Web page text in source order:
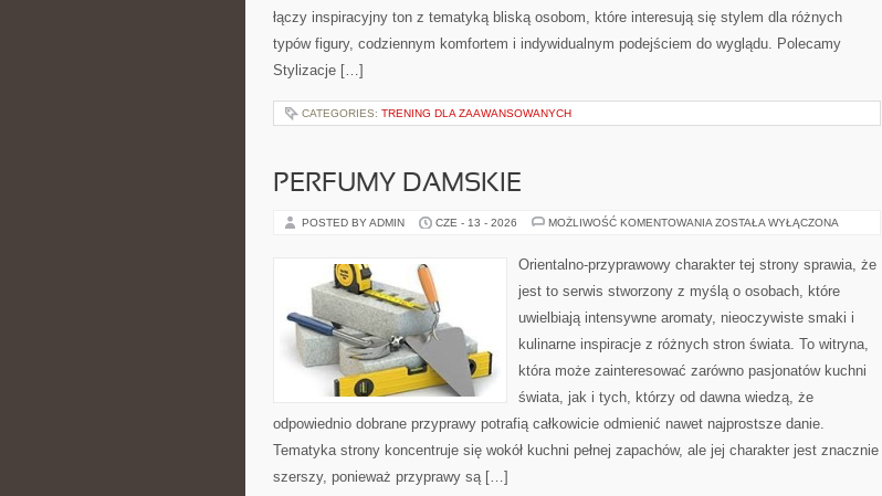
łączy inspiracyjny ton z tematyką bliską osobom, które interesują się stylem dla różnych
typów figury, codziennym komfortem i indywidualnym podejściem do wyglądu. Polecamy
Stylizacje […]
CATEGORIES: TRENING DLA ZAAWANSOWANYCH
PERFUMY DAMSKIE
POSTED BY ADMIN CZE - 13 - 2026 MOŻLIWOŚĆ KOMENTOWANIA PERFUMY
ZOSTAŁA WYŁĄCZONA
Orientalno-przyprawowy charakter tej strony sprawia, że
jest to serwis stworzony z myślą o osobach, które
uwielbiają intensywne aromaty, nieoczywiste smaki i
kulinarne inspiracje z różnych stron świata. To witryna,
która może zainteresować zarówno pasjonatów kuchni
świata, jak i tych, którzy od dawna wiedzą, że
odpowiednio dobrane przyprawy potrafią całkowicie odmienić nawet najprostsze danie.
Tematyka strony koncentruje się wokół kuchni pełnej zapachów, ale jej charakter jest znacznie
szerszy, ponieważ przyprawy są […]